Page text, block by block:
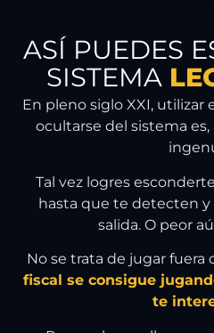
ASÍ PUEDES
SISTEMA
En pleno siglo XXI, utilizar
ocultarse del sistema
Tal vez logres
hasta que te detecten y
salida. O peor
No se trata de jugar fuera
fiscal se consigue
te